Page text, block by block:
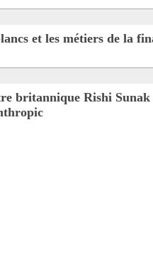
et les métiers de la
britannique Rishi Sunak